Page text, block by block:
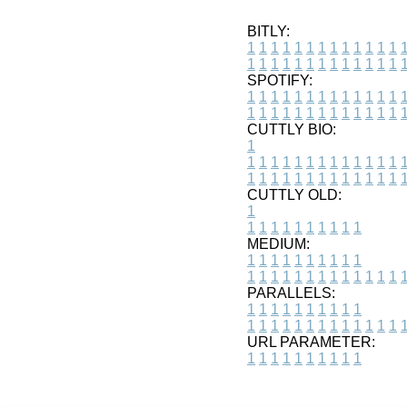
BITLY:
1 1 1 1 1 1 1 1 1 1 1 1 1 1
1 1 1 1 1 1 1 1 1 1 1 1 1 1
SPOTIFY:
1 1 1 1 1 1 1 1 1 1 1 1 1 1
1 1 1 1 1 1 1 1 1 1 1 1 1 1
CUTTLY BIO:
1
1 1 1 1 1 1 1 1 1 1 1 1 1 1
1 1 1 1 1 1 1 1 1 1 1 1 1 1
CUTTLY OLD:
1
1 1 1 1 1 1 1 1 1 1
MEDIUM:
1 1 1 1 1 1 1 1 1 1
1 1 1 1 1 1 1 1 1 1 1 1 1 1
PARALLELS:
1 1 1 1 1 1 1 1 1 1
1 1 1 1 1 1 1 1 1 1 1 1 1 1
URL PARAMETER:
1 1 1 1 1 1 1 1 1 1